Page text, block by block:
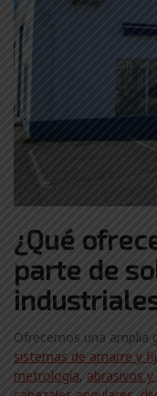
¿Qué
parte de
Ofrecemos una amplia
sistemas de amarre y
metrología, abrasivos y